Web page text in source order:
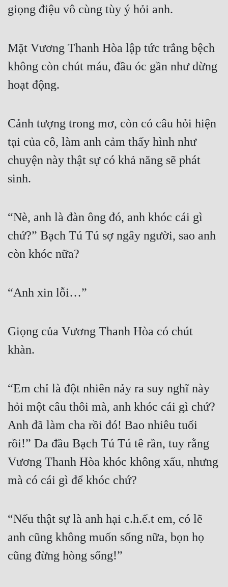
giọng điệu vô cùng tùy ý hỏi anh.
Mặt Vương Thanh Hòa lập tức trắng bệch
không còn chút máu, đầu óc gần như dừng
hoạt động.
Cảnh tượng trong mơ, còn có câu hỏi hiện
tại của cô, làm anh cảm thấy hình như
chuyện này thật sự có khả năng sẽ phát
sinh.
“Nè, anh là đàn ông đó, anh khóc cái gì
chứ?” Bạch Tú Tú sợ ngây người, sao anh
còn khóc nữa?
“Anh xin lỗi…”
Giọng của Vương Thanh Hòa có chút
khàn.
“Em chỉ là đột nhiên nảy ra suy nghĩ này
hỏi một câu thôi mà, anh khóc cái gì chứ?
Anh đã làm cha rồi đó! Bao nhiêu tuổi
rồi!” Da đầu Bạch Tú Tú tê rần, tuy rằng
Vương Thanh Hòa khóc không xấu, nhưng
mà có cái gì để khóc chứ?
“Nếu thật sự là anh hại c.h.ế.t em, có lẽ
anh cũng không muốn sống nữa, bọn họ
cũng đừng hòng sống!”